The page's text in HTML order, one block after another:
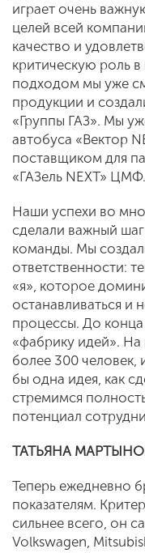
играет очень
целей всей
качество и
критическую роль
подходом мы уже
продукции и
«Группы ГАЗ». Мы
автобуса «Вектор
поставщиком для
«ГАЗель NEXT» ЦМФ.
Наши успехи во
сделали важный
команды. Мы
ответственности:
«я», которое
останавливаться и
процессы. До
«фабрику идей». На
более 300 человек,
бы одна идея, как
стремимся
потенциал
ТАТЬЯНА
Теперь ежедневно
показателям.
сильнее всего, он
Volkswagen,